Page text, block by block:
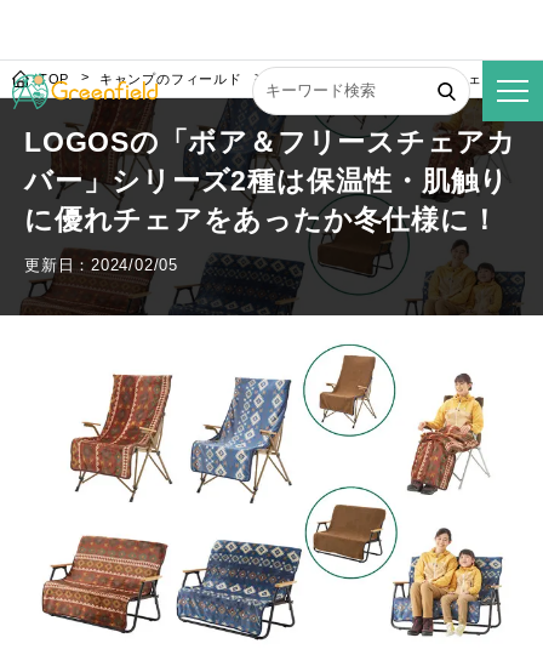
TOP キャンプのフィールド LOGOSの「ボア＆フリースチェアカバ
LOGOSの「ボア＆フリースチェアカ
バー」シリーズ2種は保温性・肌触り
に優れチェアをあったか冬仕様に！
更新日：2024/02/05